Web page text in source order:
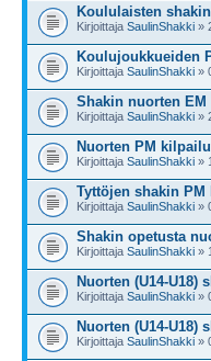
Koululaisten
Kirjoittaja SaulinShakki »
Koulujoukkueiden
Kirjoittaja SaulinShakki »
Shakin nuorten
Kirjoittaja SaulinShakki »
Nuorten PM
Kirjoittaja SaulinShakki »
Tyttöjen shakin
Kirjoittaja SaulinShakki »
Shakin opetusta
Kirjoittaja SaulinShakki »
Nuorten (U14-U18)
Kirjoittaja SaulinShakki »
Nuorten (U14-U18)
Kirjoittaja SaulinShakki »